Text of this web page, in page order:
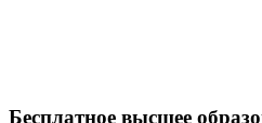
Бесплатное высшее